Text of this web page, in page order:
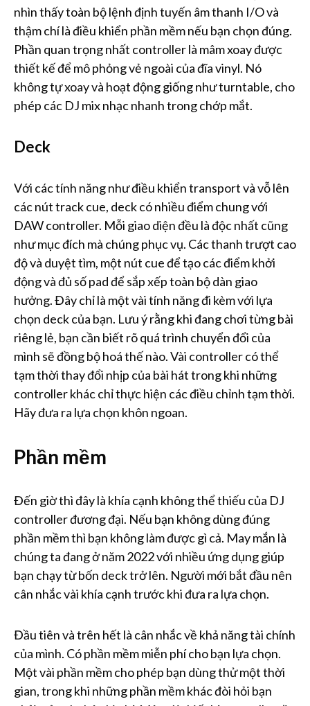
nhìn thấy toàn bộ lệnh định tuyến âm thanh I/O và
thậm chí là điều khiển phần mềm nếu bạn chọn đúng.
Phần quan trọng nhất controller là mâm xoay được
thiết kế để mô phỏng vẻ ngoài của đĩa vinyl. Nó
không tự xoay và hoạt động giống như turntable, cho
phép các DJ mix nhạc nhanh trong chớp mắt.
Deck
Với các tính năng như điều khiển transport và vỗ lên
các nút track cue, deck có nhiều điểm chung với
DAW controller. Mỗi giao diện đều là độc nhất cũng
như mục đích mà chúng phục vụ. Các thanh trượt cao
độ và duyệt tìm, một nút cue để tạo các điểm khởi
động và đủ số pad để sắp xếp toàn bộ dàn giao
hưởng. Đây chỉ là một vài tính năng đi kèm với lựa
chọn deck của bạn. Lưu ý rằng khi đang chơi từng bài
riêng lẻ, bạn cần biết rõ quá trình chuyển đổi của
mình sẽ đồng bộ hoá thế nào. Vài controller có thể
tạm thời thay đổi nhịp của bài hát trong khi những
controller khác chỉ thực hiện các điều chỉnh tạm thời.
Hãy đưa ra lựa chọn khôn ngoan.
Phần mềm
Đến giờ thì đây là khía cạnh không thể thiếu của DJ
controller đương đại. Nếu bạn không dùng đúng
phần mềm thì bạn không làm được gì cả. May mắn là
chúng ta đang ở năm 2022 với nhiều ứng dụng giúp
bạn chạy từ bốn deck trở lên. Người mới bắt đầu nên
cân nhắc vài khía cạnh trước khi đưa ra lựa chọn.
Đầu tiên và trên hết là cân nhắc về khả năng tài chính
của mình. Có phần mềm miễn phí cho bạn lựa chọn.
Một vài phần mềm cho phép bạn dùng thử một thời
gian, trong khi những phần mềm khác đòi hỏi bạn